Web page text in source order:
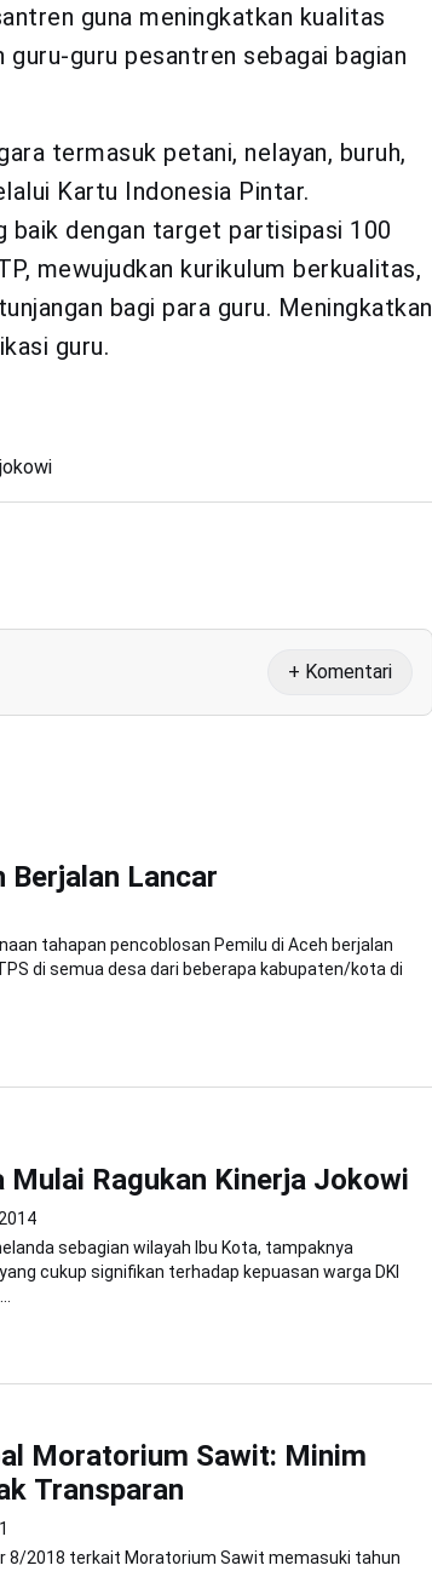
guna meningkatkan kualitas
guru pesantren sebagai bagian
termasuk petani, nelayan, buruh,
Kartu Indonesia Pintar.
baik dengan target partisipasi 100
mewujudkan kurikulum berkualitas,
bagi para guru. Meningkatkan
guru.
+ Komentari
Berjalan Lancar
tahapan pencoblosan Pemilu di Aceh berjalan
di semua desa dari beberapa kabupaten/kota di
Mulai Ragukan Kinerja Jokowi
sebagian wilayah Ibu Kota, tampaknya
cukup signifikan terhadap kepuasan warga DKI
Moratorium Sawit: Minim
Transparan
8/2018 terkait Moratorium Sawit memasuki tahun